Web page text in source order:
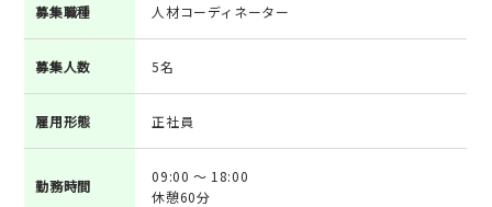
募集職種 人材コーディネーター
募集人数 5名
雇用形態 正社員
勤務時間
09:00 ～ 18:00
休憩60分